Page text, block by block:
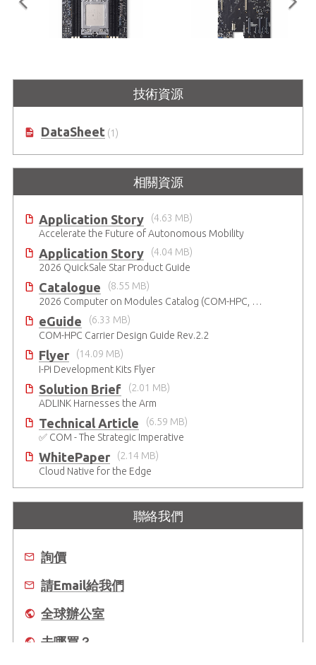
COM-HPC Server Type Size E模組電
腦搭載Ampere® Altra® SoC
COM-HPC Server Type Reference
Carrier Board in Extended ATX
技術資源
DataSheet(1)
相關資源
Application Story
(4.63 MB)
Accelerate the Future of Autonomous Mobility
Application Story
(4.04 MB)
2026 QuickSale Star Product Guide
Catalogue
(8.55 MB)
2026 Computer on Modules Catalog (COM-HPC, COM Express , SMARC, OSM, Qseven and ETX)
eGuide
(6.33 MB)
COM-HPC Carrier Design Guide Rev.2.2
Flyer
(14.09 MB)
I-Pi Development Kits Flyer
Solution Brief
(2.01 MB)
ADLINK Harnesses the Arm
Technical Article
(6.59 MB)
✅ COM - The Strategic Imperative
WhitePaper
(2.14 MB)
Cloud Native for the Edge
聯絡我們
詢價
請Email給我們
全球辦公室
去哪買？